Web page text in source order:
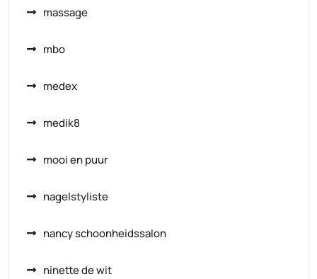
massage
mbo
medex
medik8
mooi en puur
nagelstyliste
nancy schoonheidssalon
ninette de wit